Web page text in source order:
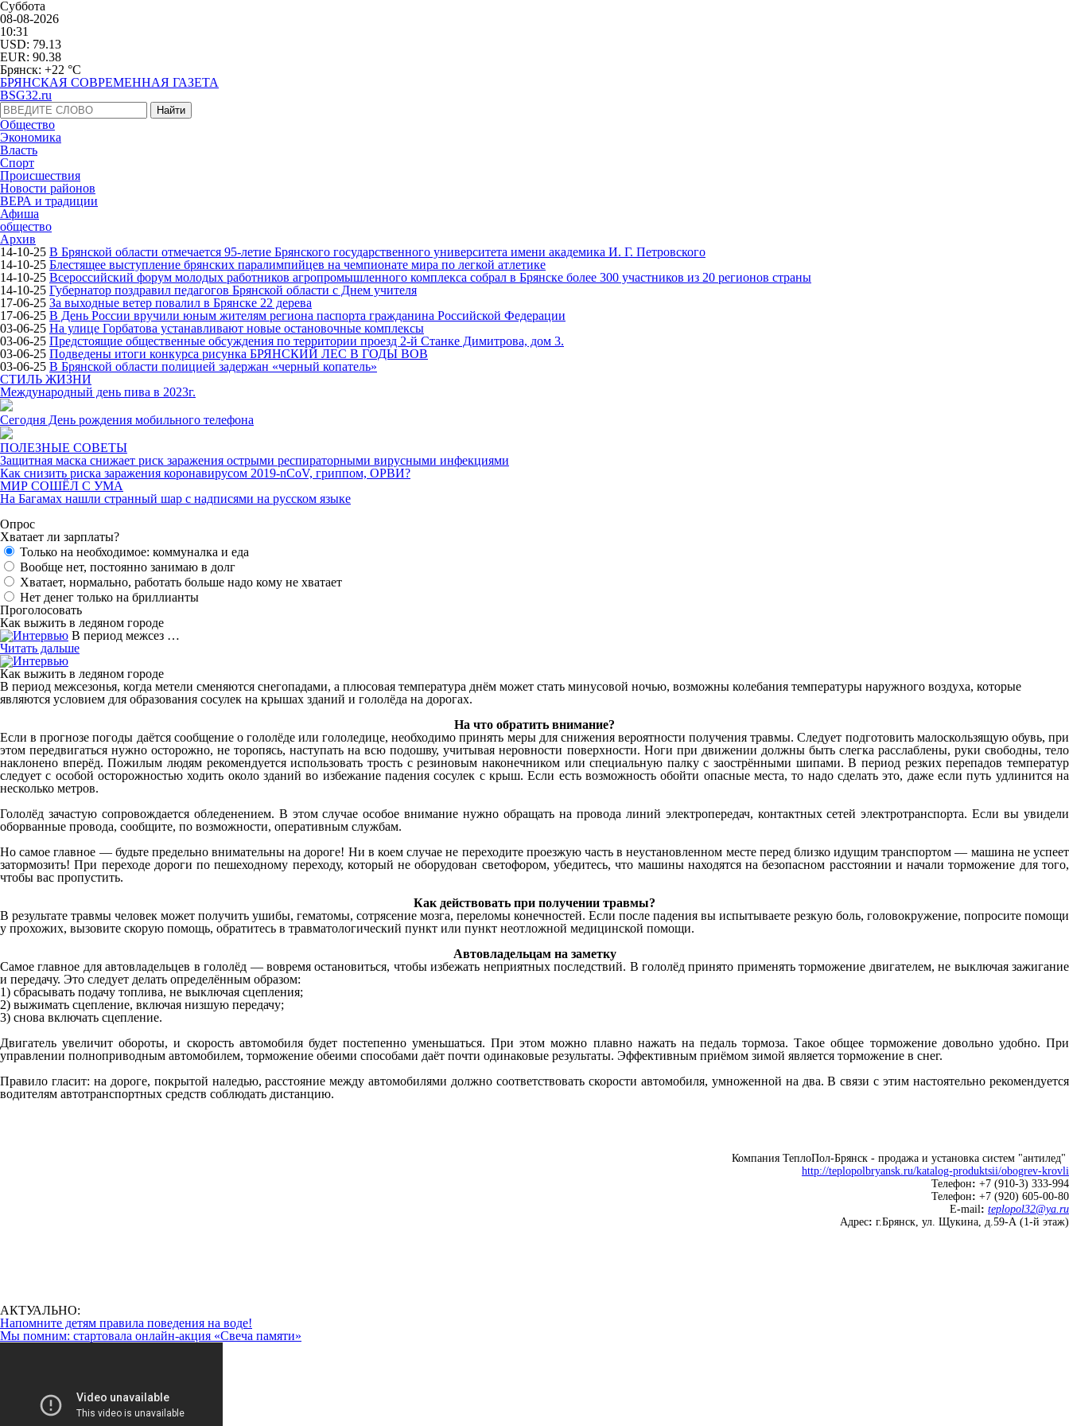
Суббота
08-08-2026
10:31
USD: 79.13
EUR: 90.38
Брянск: +22 °С
БРЯНСКАЯ СОВРЕМЕННАЯ ГАЗЕТА
BSG32.ru
Общество
Экономика
Власть
Спорт
Происшествия
Новости районов
ВЕРА и традиции
Афиша
общество
Архив
14-10-25 В Брянской области отмечается 95-летие Брянского государственного университета имени академика И. Г. Петровского
14-10-25 Блестящее выступление брянских паралимпийцев на чемпионате мира по легкой атлетике
14-10-25 Всероссийский форум молодых работников агропромышленного комплекса собрал в Брянске более 300 участников из 20 регионов страны
14-10-25 Губернатор поздравил педагогов Брянской области с Днем учителя
17-06-25 За выходные ветер повалил в Брянске 22 дерева
17-06-25 В День России вручили юным жителям региона паспорта гражданина Российской Федерации
03-06-25 На улице Горбатова устанавливают новые остановочные комплексы
03-06-25 Предстоящие общественные обсуждения по территории проезд 2-й Станке Димитрова, дом 3.
03-06-25 Подведены итоги конкурса рисунка БРЯНСКИЙ ЛЕС В ГОДЫ ВОВ
03-06-25 В Брянской области полицией задержан «черный копатель»
СТИЛЬ ЖИЗНИ
Международный день пива в 2023г.
Сегодня День рождения мобильного телефона
ПОЛЕЗНЫЕ СОВЕТЫ
Защитная маска снижает риск заражения острыми респираторными вирусными инфекциями
Как снизить риска заражения коронавирусом 2019-nCoV, гриппом, ОРВИ?
МИР СОШЁЛ С УМА
На Багамах нашли странный шар с надписями на русском языке
Опрос
Хватает ли зарплаты?
Только на необходимое: коммуналка и еда
Вообще нет, постоянно занимаю в долг
Хватает, нормально, работать больше надо кому не хватает
Нет денег только на бриллианты
Проголосовать
Как выжить в ледяном городе
В период межсез …
Читать дальше
Как выжить в ледяном городе
В период межсезонья, когда метели сменяются снегопадами, а плюсовая температура днём может стать минусовой ночью, возможны колебания температуры наружного воздуха, которые
являются условием для образования сосулек на крышах зданий и гололёда на дорогах.
На что обратить внимание?
Если в прогнозе погоды даётся сообщение о гололёде или гололедице, необходимо принять меры для снижения вероятности получения травмы. Следует подготовить малоскользящую обувь, при
этом передвигаться нужно осторожно, не торопясь, наступать на всю подошву, учитывая неровности поверхности. Ноги при движении должны быть слегка расслаблены, руки свободны, тело
наклонено вперёд. Пожилым людям рекомендуется использовать трость с резиновым наконечником или специальную палку с заострёнными шипами. В период резких перепадов температур
следует с особой осторожностью ходить около зданий во избежание падения сосулек с крыш. Если есть возможность обойти опасные места, то надо сделать это, даже если путь удлинится на
несколько метров.
Гололёд зачастую сопровождается обледенением. В этом случае особое внимание нужно обращать на провода линий электропередач, контактных сетей электротранспорта. Если вы увидели
оборванные провода, сообщите, по возможности, оперативным службам.
Но самое главное — будьте предельно внимательны на дороге! Ни в коем случае не переходите проезжую часть в неустановленном месте перед близко идущим транспортом — машина не успеет
затормозить! При переходе дороги по пешеходному переходу, который не оборудован светофором, убедитесь, что машины находятся на безопасном расстоянии и начали торможение для того,
чтобы вас пропустить.
Как действовать при получении травмы?
В результате травмы человек может получить ушибы, гематомы, сотрясение мозга, переломы конечностей. Если после падения вы испытываете резкую боль, головокружение, попросите помощи
у прохожих, вызовите скорую помощь, обратитесь в травматологический пункт или пункт неотложной медицинской помощи.
Автовладельцам на заметку
Самое главное для автовладельцев в гололёд — вовремя остановиться, чтобы избежать неприятных последствий. В гололёд принято применять торможение двигателем, не выключая зажигание
и передачу. Это следует делать определённым образом:
1) сбрасывать подачу топлива, не выключая сцепления;
2) выжимать сцепление, включая низшую передачу;
3) снова включать сцепление.
Двигатель увеличит обороты, и скорость автомобиля будет постепенно уменьшаться. При этом можно плавно нажать на педаль тормоза. Такое общее торможение довольно удобно. При
управлении полноприводным автомобилем, торможение обеими способами даёт почти одинаковые результаты. Эффективным приёмом зимой является торможение в снег.
Правило гласит: на дороге, покрытой наледью, расстояние между автомобилями должно соответствовать скорости автомобиля, умноженной на два. В связи с этим настоятельно рекомендуется
водителям автотранспортных средств соблюдать дистанцию.
Компания ТеплоПол-Брянск - продажа и установка систем "антилед"
http://teplopolbryansk.ru/katalog-produktsii/obogrev-krovli
Телефон: +7 (910-3) 333-994
Телефон: +7 (920) 605-00-80
E-mail: teplopol32@ya.ru
Адрес: г.Брянск, ул. Щукина, д.59-А (1-й этаж)
АКТУАЛЬНО:
Напомните детям правила поведения на воде!
Мы помним: стартовала онлайн-акция «Свеча памяти»